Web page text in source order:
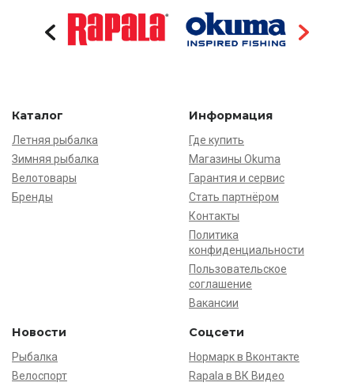
Каталог
Летняя рыбалка
Зимняя рыбалка
Велотовары
Бренды
Информация
Где купить
Магазины Okuma
Гарантия и сервис
Стать партнёром
Контакты
Политика
конфиденциальности
Пользовательское
соглашение
Вакансии
Новости
Рыбалка
Велоспорт
Соцсети
Нормарк в Вконтакте
Rapala в ВК Видео